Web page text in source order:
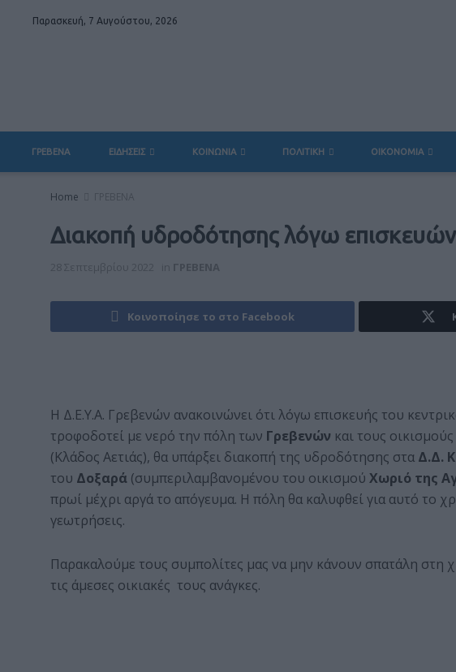
Παρασκευή, 7 Αυγούστου, 2026
ΓΡΕΒΕΝΑ ΕΙΔΗΣΕΙΣ ΚΟΙΝΩΝΙΑ ΠΟΛΙΤΙΚΗ ΟΙΚΟΝΟΜΙΑ
Home ΓΡΕΒΕΝΑ
Διακοπή υδροδότησης λόγω
28 Σεπτεμβρίου 2022 in ΓΡΕΒΕΝΑ
Κοινοποίησε το στο Facebook
Η Δ.Ε.Υ.Α. Γρεβενών ανακοινώνει ότι λόγω επισκευής του
τροφοδοτεί με νερό την πόλη των Γρεβενών και τους οικισμούς
(Κλάδος Αετιάς), θα υπάρξει διακοπή της υδροδότησης στα Δ.Δ.
του Δοξαρά (συμπεριλαμβανομένου του οικισμού Χωριό της
πρωί μέχρι αργά το απόγευμα. Η πόλη θα καλυφθεί για αυτό το
γεωτρήσεις.
Παρακαλούμε τους συμπολίτες μας να μην κάνουν σπατάλη στη
τις άμεσες οικιακές τους ανάγκες.